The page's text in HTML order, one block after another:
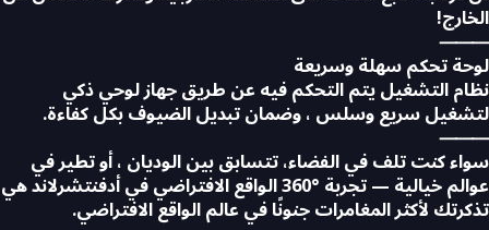
الخارج!
⸻
لوحة تحكم سهلة وسريعة
نظام التشغيل يتم التحكم فيه عن طريق جهاز لوحي ذكي
لتشغيل سريع وسلس ، وضمان تبديل الضيوف بكل كفاءة.
⸻
سواء كنت تلف في الفضاء، تتسابق بين الوديان ، أو تطير في
عوالم خيالية — تجربة °360 الواقع الافتراضي في أدفنتشرلاند هي
تذكرتك لأكثر المغامرات جنونًا في عالم الواقع الافتراضي.